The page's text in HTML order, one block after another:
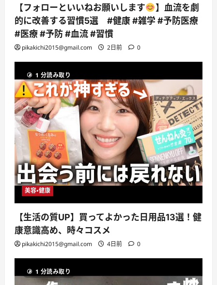
【フォローといいねお願いします
】血流を劇
的に改善する習慣5選 #健康 #雑学 #予防医療
#医療 #予防 #血流 #習慣
pikakichi2015@gmail.com 2日前 0
1 分読み取り
美容・健康
【生活の質UP】買ってよかった日用品13選！健
康意識高め、時々コスメ
pikakichi2015@gmail.com 4日前 0
1 分読み取り